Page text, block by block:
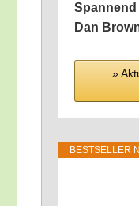
Span­nend
Dan
»
BEST­SEL­LER